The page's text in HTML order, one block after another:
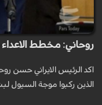
روحاني: مخطط
اكد الرئيس الايراني حسن
الذين ركبوا موجة السيول